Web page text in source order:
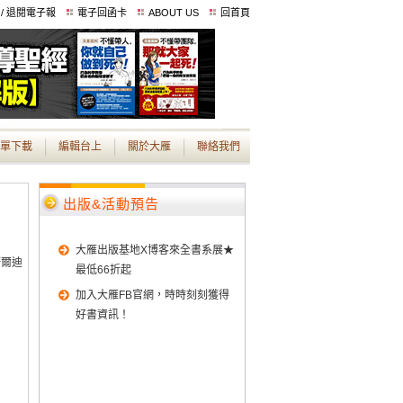
退閱電子報 電子回函卡 ABOUT US 回首頁
下載 編輯台上 關於大雁 聯絡我們
迪
出版&活動預告
大雁出版基地X博客來全書系展★
最低66折起
加入大雁FB官網，時時刻刻獲得
好書資訊！